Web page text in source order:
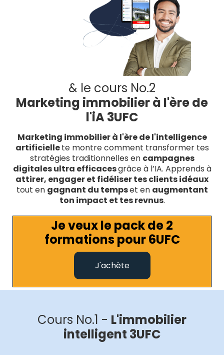
& le cours No.2
Marketing immobilier à l'ère de
l'iA 3UFC
Marketing immobilier à l'ère de l'intelligence
artificiellete montre comment transformer tes
stratégies traditionnelles en campagnes
digitales ultra efficacesgrâce à l’IA. Apprends à
attirer, engager et fidéliser tes clients idéaux
tout en gagnant du tempset en augmentant
ton impact et tes revnus​​.
Je veux le pack de 2
formations pour 6UFC
J'achète
Cours No.1 - L'immobilier
intelligent 3UFC